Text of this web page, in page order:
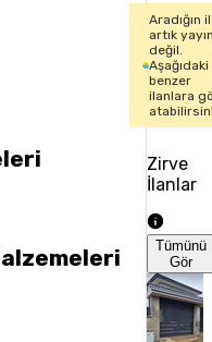
Aradığın
artık
değil.
Aşağıdaki
benzer
ilanlara
Zirve
İlanlar
Tümünü
Gör